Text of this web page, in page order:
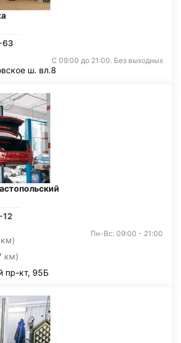
63
С 09:00 до 21:00. Без выходных
ш. вл.8
км)
Пн-Вс: 09:00 - 21:00
пр-кт, 95Б